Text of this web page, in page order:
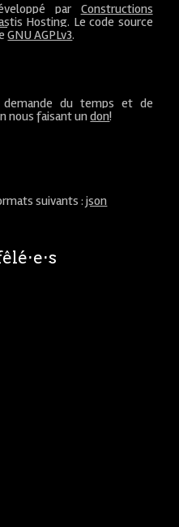
par Constructions
Hosting. Le code source
GNU AGPLv3.
du temps et de
nous faisant undon!
suivants :json